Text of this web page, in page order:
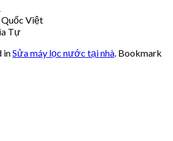
Quốc Việt
Tự
inSửa máy lọc nước tại nhà . Bookmark